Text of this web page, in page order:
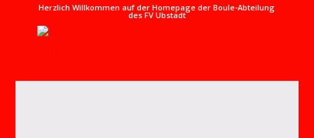
Herzlich Willkommen auf der Homepage der Boule-Abteilung
des FV Ubstadt